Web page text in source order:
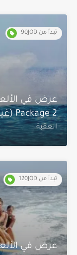
تبدأ من 90JOD
Package 2 (غير متوفر)
العقبة
تبدأ من 120JOD